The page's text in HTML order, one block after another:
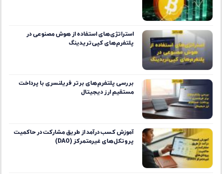
استراتژی‌های استفاده از هوش مصنوعی در
پلتفرم‌های کپی‌تریدینگ
بررسی پلتفرم‌های برتر فریلنسری با پرداخت
مستقیم ارز دیجیتال
آموزش کسب درآمد از طریق مشارکت در حاکمیت
پروتکل‌های غیرمتمرکز (DAO)